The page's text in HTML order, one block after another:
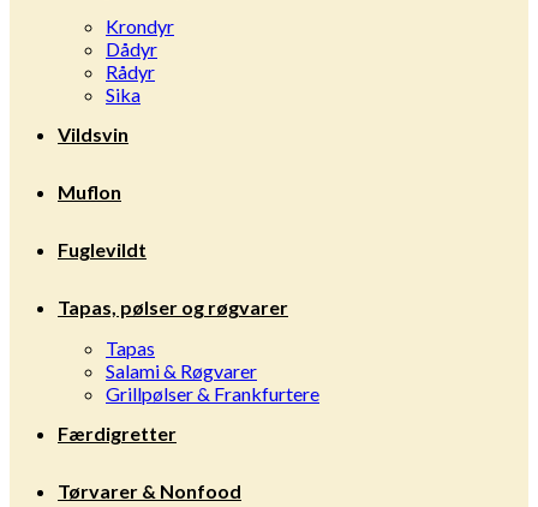
Krondyr
Dådyr
Rådyr
Sika
Vildsvin
Muflon
Fuglevildt
Tapas, pølser og røgvarer
Tapas
Salami & Røgvarer
Grillpølser & Frankfurtere
Færdigretter
Tørvarer & Nonfood